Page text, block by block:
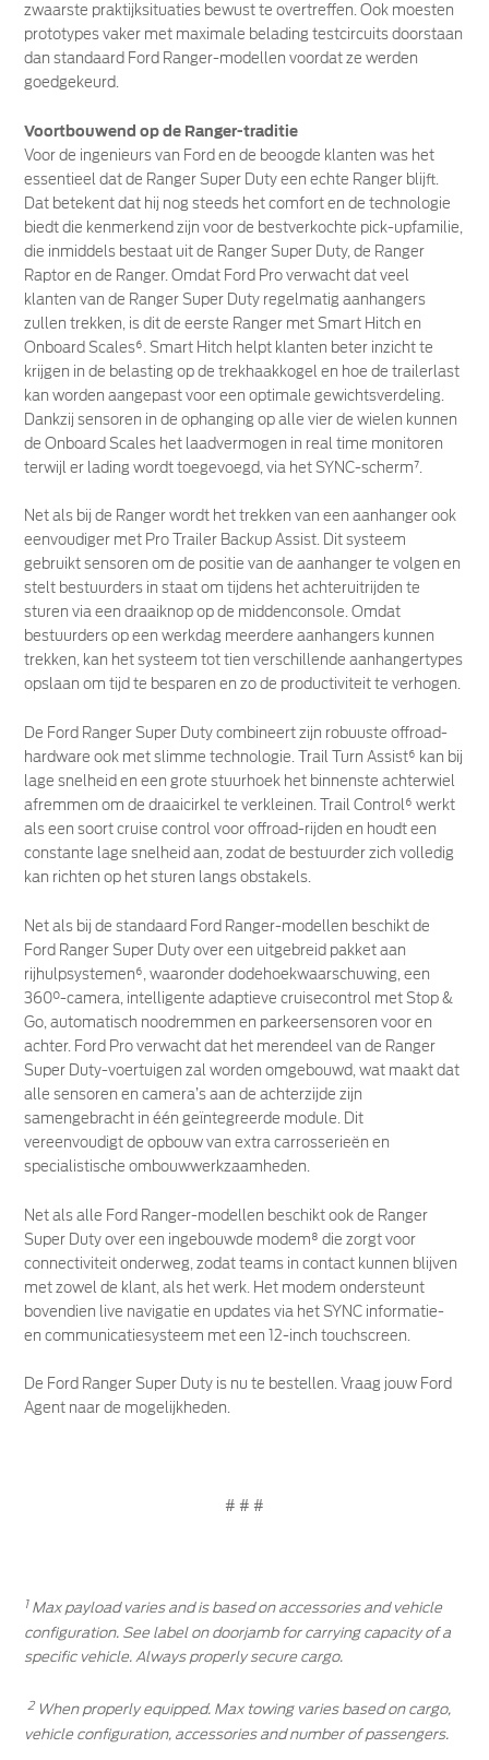
zwaarste praktijksituaties bewust te overtreffen. Ook moesten
prototypes vaker met maximale belading testcircuits doorstaan
dan standaard Ford Ranger-modellen voordat ze werden
goedgekeurd.
Voortbouwend op de Ranger-traditie
Voor de ingenieurs van Ford en de beoogde klanten was het
essentieel dat de Ranger Super Duty een echte Ranger blijft.
Dat betekent dat hij nog steeds het comfort en de technologie
biedt die kenmerkend zijn voor de bestverkochte pick-upfamilie,
die inmiddels bestaat uit de Ranger Super Duty, de Ranger
Raptor en de Ranger. Omdat Ford Pro verwacht dat veel
klanten van de Ranger Super Duty regelmatig aanhangers
zullen trekken, is dit de eerste Ranger met Smart Hitch en
Onboard Scales⁶. Smart Hitch helpt klanten beter inzicht te
krijgen in de belasting op de trekhaakkogel en hoe de trailerlast
kan worden aangepast voor een optimale gewichtsverdeling.
Dankzij sensoren in de ophanging op alle vier de wielen kunnen
de Onboard Scales het laadvermogen in real time monitoren
terwijl er lading wordt toegevoegd, via het SYNC-scherm⁷.
Net als bij de Ranger wordt het trekken van een aanhanger ook
eenvoudiger met Pro Trailer Backup Assist. Dit systeem
gebruikt sensoren om de positie van de aanhanger te volgen en
stelt bestuurders in staat om tijdens het achteruitrijden te
sturen via een draaiknop op de middenconsole. Omdat
bestuurders op een werkdag meerdere aanhangers kunnen
trekken, kan het systeem tot tien verschillende aanhangertypes
opslaan om tijd te besparen en zo de productiviteit te verhogen.
De Ford Ranger Super Duty combineert zijn robuuste offroad-
hardware ook met slimme technologie. Trail Turn Assist⁶ kan bij
lage snelheid en een grote stuurhoek het binnenste achterwiel
afremmen om de draaicirkel te verkleinen. Trail Control⁶ werkt
als een soort cruise control voor offroad-rijden en houdt een
constante lage snelheid aan, zodat de bestuurder zich volledig
kan richten op het sturen langs obstakels.
Net als bij de standaard Ford Ranger-modellen beschikt de
Ford Ranger Super Duty over een uitgebreid pakket aan
rijhulpsystemen⁶, waaronder dodehoekwaarschuwing, een
360°-camera, intelligente adaptieve cruisecontrol met Stop &
Go, automatisch noodremmen en parkeersensoren voor en
achter. Ford Pro verwacht dat het merendeel van de Ranger
Super Duty-voertuigen zal worden omgebouwd, wat maakt dat
alle sensoren en camera’s aan de achterzijde zijn
samengebracht in één geïntegreerde module. Dit
vereenvoudigt de opbouw van extra carrosserieën en
specialistische ombouwwerkzaamheden.
Net als alle Ford Ranger-modellen beschikt ook de Ranger
Super Duty over een ingebouwde modem⁸ die zorgt voor
connectiviteit onderweg, zodat teams in contact kunnen blijven
met zowel de klant, als het werk. Het modem ondersteunt
bovendien live navigatie en updates via het SYNC informatie-
en communicatiesysteem met een 12-inch touchscreen.
De Ford Ranger Super Duty is nu te bestellen. Vraag jouw Ford
Agent naar de mogelijkheden.
# # #
1 Max payload varies and is based on accessories and vehicle
configuration. See label on doorjamb for carrying capacity of a
specific vehicle. Always properly secure cargo.
2 When properly equipped. Max towing varies based on cargo,
vehicle configuration, accessories and number of passengers.